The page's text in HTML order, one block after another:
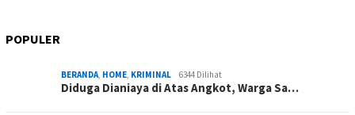
POPULER
BERANDA, HOME, KRIMINAL 6344 Dilihat
Diduga Dianiaya di Atas Angkot, Warga Sa…